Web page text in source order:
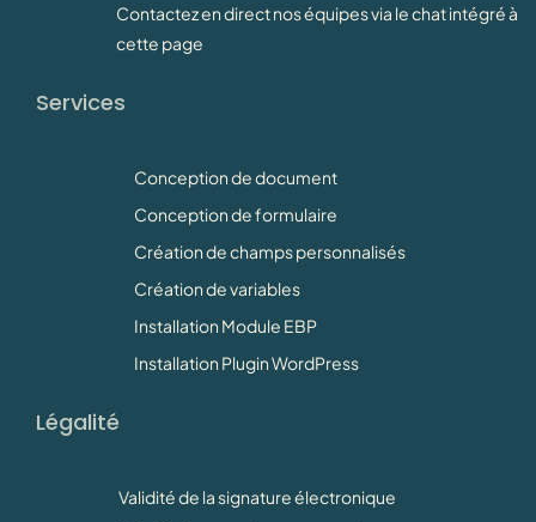
Contactez en direct nos équipes via le chat intégré à
cette page
Services
Conception de document
Conception de formulaire
Création de champs personnalisés
Création de variables
Installation Module EBP
Installation Plugin WordPress
Légalité
Validité de la signature électronique